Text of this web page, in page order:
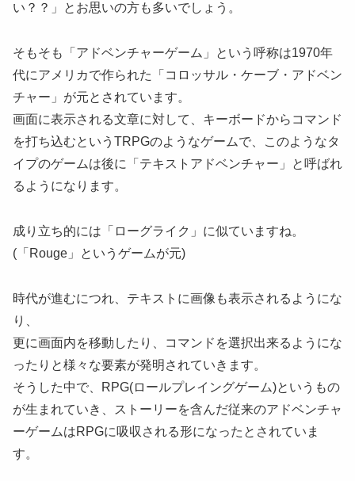
い？？」とお思いの方も多いでしょう。
そもそも「アドベンチャーゲーム」という呼称は1970年
代にアメリカで作られた「コロッサル・ケーブ・アドベン
チャー」が元とされています。
画面に表示される文章に対して、キーボードからコマンド
を打ち込むというTRPGのようなゲームで、このようなタ
イプのゲームは後に「テキストアドベンチャー」と呼ばれ
るようになります。
成り立ち的には「ローグライク」に似ていますね。
(「Rouge」というゲームが元)
時代が進むにつれ、テキストに画像も表示されるようにな
り、
更に画面内を移動したり、コマンドを選択出来るようにな
ったりと様々な要素が発明されていきます。
そうした中で、RPG(ロールプレイングゲーム)というもの
が生まれていき、ストーリーを含んだ従来のアドベンチャ
ーゲームはRPGに吸収される形になったとされていま
す。